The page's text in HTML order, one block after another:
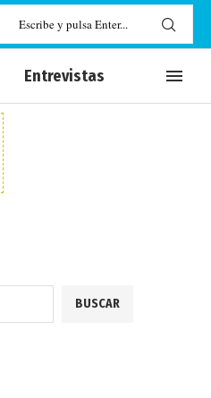
Entrevistas
BUSCAR